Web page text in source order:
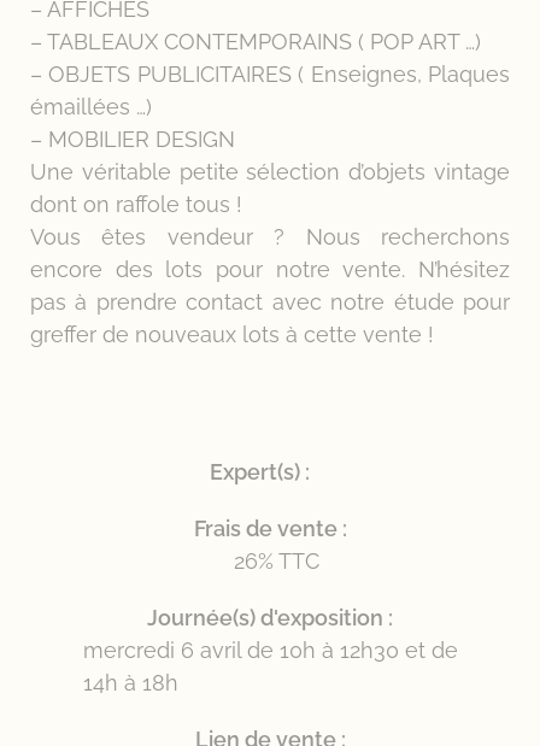
– AFFICHES
– TABLEAUX CONTEMPORAINS ( POP ART …)
– OBJETS PUBLICITAIRES ( Enseignes, Plaques
émaillées …)
– MOBILIER DESIGN
Une véritable petite sélection d’objets vintage
dont on raffole tous !
Vous êtes vendeur ? Nous recherchons
encore des lots pour notre vente. N’hésitez
pas à prendre contact avec notre étude pour
greffer de nouveaux lots à cette vente !
Expert(s) :
Frais de vente :
26% TTC
Journée(s) d'exposition :
mercredi 6 avril de 10h à 12h30 et de
14h à 18h
Lien de vente :